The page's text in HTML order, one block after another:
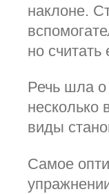
наклоне.
но
Речь шла о
виды
Самое